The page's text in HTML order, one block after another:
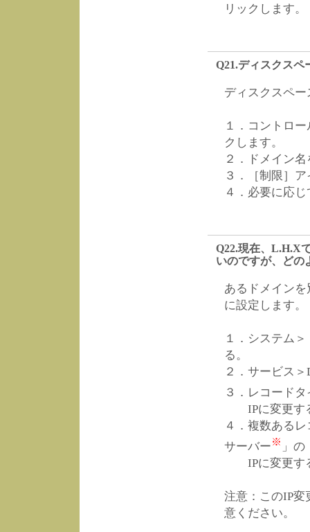
リックします。
Q21.ディスクスペ
ディスクスペ
１．コントロ
クします。
２．ドメイン
３．［制限］
４．必要に応
Q22.現在、L.H.X
いのですが、どの
あるドメイン
に設定します。
１．システム
る。
２．サービス
３．レコード
IPに変更す
４．複数ある
サーバー※ 」の
IPに変更す
注意：このIP変
意ください。